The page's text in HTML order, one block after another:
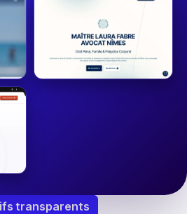
transparents